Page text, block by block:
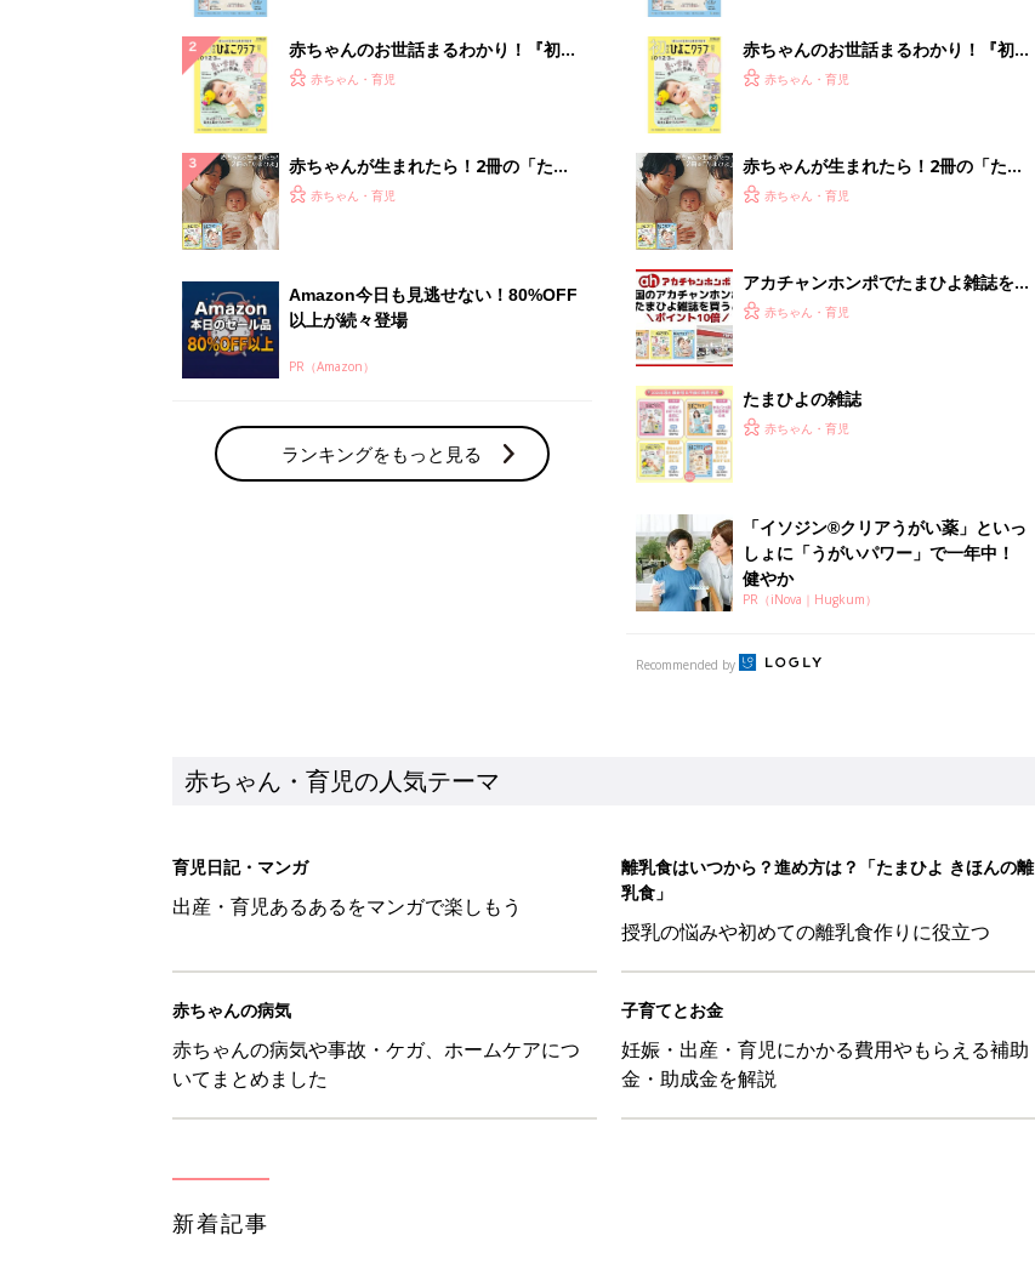
赤ちゃんのお世話まるわかり！『初め
てのひよこクラブ 夏号』〈巻頭大特
赤ちゃん・育児
赤ちゃんが生まれたら！2冊の「たま
ひよ」
赤ちゃん・育児
Amazon今日も見逃せない！80%OFF
以上が続々登場
PR（Amazon）
ランキングをもっと見る
赤ちゃんのお世話まるわかり！『初め
てのひよこクラブ 夏号』〈巻頭大特
赤ちゃん・育児
赤ちゃんが生まれたら！2冊の「たま
ひよ」
赤ちゃん・育児
アカチャンホンポでたまひよ雑誌を買
うとポイント10倍【期間限定】
赤ちゃん・育児
たまひよの雑誌
赤ちゃん・育児
「イソジン®クリアうがい薬」といっ
しょに「うがいパワー」で一年中！
健やか
PR（iNova｜Hugkum）
Recommended by
赤ちゃん・育児の人気テーマ
育児日記・マンガ
出産・育児あるあるをマンガで楽しもう
離乳食はいつから？進め方は？「たまひよ きほんの離
乳食」
授乳の悩みや初めての離乳食作りに役立つ
赤ちゃんの病気
赤ちゃんの病気や事故・ケガ、ホームケアにつ
いてまとめました
子育てとお金
妊娠・出産・育児にかかる費用やもらえる補助
金・助成金を解説
新着記事